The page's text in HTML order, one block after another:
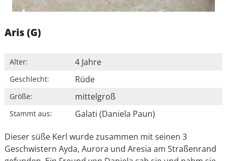
Aris (G)
Alter: 4 Jahre
Geschlecht: Rüde
Größe: mittelgroß
Stammt aus: Galati (Daniela Paun)
Dieser süße Kerl wurde zusammen mit seinen 3
Geschwistern Ayda, Aurora und Aresia am Straßenrand